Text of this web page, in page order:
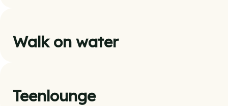
Walk on water
Teenlounge